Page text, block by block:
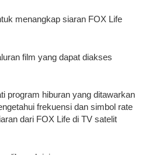
menangkap siaran FOX Life
film yang dapat diakses
program hiburan yang ditawarkan
frekuensi dan simbol rate
dari FOX Life di TV satelit